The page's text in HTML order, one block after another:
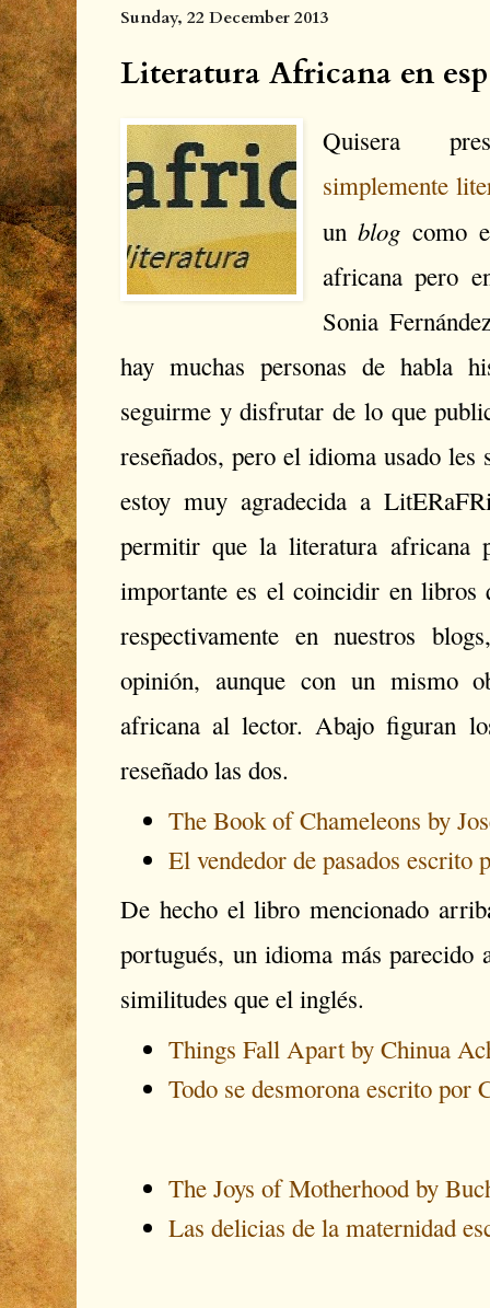
Sunday, 22 December 2013
Literatura Africana en
Quisera
simplemente
unblog como
africana pero
Sonia
hay muchas personas de habla
seguirme y disfrutar de lo que
reseñados, pero el idioma usado les
estoy muy agradecida a
permitir que la literatura africana
importante es el coincidir en libros
respectivamente en nuestros
opinión, aunque con un mismo
africana al lector. Abajo figuran
reseñado las dos.
The Book of Chameleons by
El vendedor de pasados escrito
De hecho el libro mencionado
portugués, un idioma más parecido
similitudes que el inglés.
Things Fall Apart by Chinua
Todo se desmorona escrito por
The Joys of Motherhood by
Las delicias de la maternidad